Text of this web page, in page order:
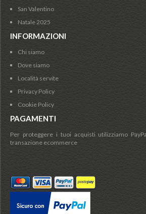
San Valentino
Natale 2025
INFORMAZIONI
Chi siamo
Dove siamo
Località servite
Privacy Policy
Cookie Policy
PAGAMENTI
Per proteggere i tuoi acquisti utilizziamo
transazione ecommerce